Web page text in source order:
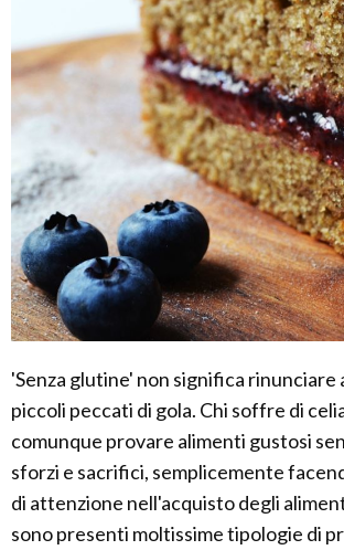
'Senza glutine' non significa rinunciare
piccoli peccati di gola. Chi soffre di
comunque provare alimenti gustosi
sforzi e sacrifici, semplicemente
di attenzione nell'acquisto degli
sono presenti moltissime tipologie di